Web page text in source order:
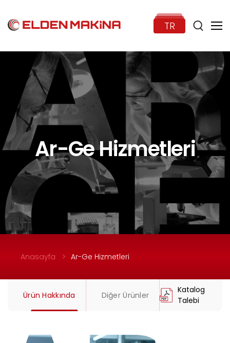
Anasayfa
Kurumsal
Ürünler
Haberler
İletişim
TR
Ar-Ge Hizmetleri
Anasayfa Ar-Ge Hizmetleri
Ürün Hakkında Diğer Ürünler
Katalog
Talebi